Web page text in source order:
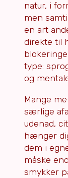
natur, i
men
en art
direkte til
type:
og
Mange
særlige
udenad,
hænger
dem i
måske
smykker